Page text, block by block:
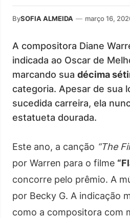
BySOFIA ALMEIDA — março 16,
A compositora Diane
indicada ao Oscar de
marcando sua décima
categoria. Apesar de sua
sucedida carreira, ela
estatueta dourada.
Este ano, a canção “The
por Warren para o filme
concorre pelo prêmio. A
por Becky G. A indicação
como a compositora com